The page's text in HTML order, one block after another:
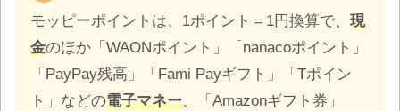
モッピーポイントは、1ポイント＝1円換算で、 現
金のほか「WAONポイント」「nanacoポイント」
「PayPay残高」「Fami Payギフト」「Tポイン
ト」などの電子マネー、「Amazonギフト券」